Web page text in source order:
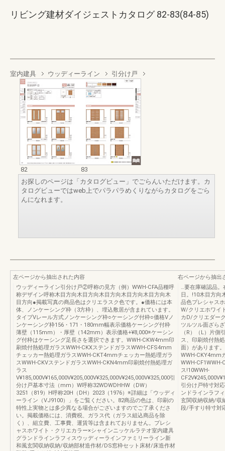
リビング建材ダイジェストカタログ 82-83(84-85)
室内建具 ウッディーライン 引分け戸
82
83
お探しのページは「カタログビュー」でごらんいただけます。カ
タログビューではweb上でパラパラめくりながらカタログをごら
んになれます。
左ページから抽出された内容
ウッディーライン引分け戸②呼称の見方（例）WWH-CFA品種呼
称デザイン呼称木目方向木目方向木目方向木目方向木目方向木
目方向●掲載写真の商品色はクリエラスク色です。●価格には本
体、ノンケーシング枠（3方枠）、埋込敷居が含まれています。
タイプVレール方式ノンケーシング枠○ケーシング付枠○価格Vノ
ンケーシング枠156・171・180mm幅表示価格ケーシング付枠
薄壁（115mm）・厚壁（142mm）表示価格+¥8,000※ケーシン
グ付枠はケーシング足長さを選択できます。WWH-CKW4mm印
刷焼付熱処理ガラスWWH-CKXステンドガラスWWH-CFS4mm
チェッカー熱処理ガラスWWH-CKT4mmチェッカー熱処理ガラ
スWWH-CKVステンドガラスWWH-CKN4mm印刷焼付熱処理ガ
ラス
V¥185,000V¥165,000V¥205,000V¥325,000V¥245,000V¥325,000引
分け戸基本寸法（mm）W呼称32WDWDHHW（DW）
3251（819）H呼称20H（DH）2023（1976）※詳細は「ウッディ
ーライン（VJ9100）」をご覧ください。82商品の色は、印刷の
特性上実物とは多少異なる場合がございますのでご了承くださ
い。掲載価格には、消費税、ガラス代（ガラス組込商品を除
く）、組立費、工事費、運賃等は含まれておりません。プレシ
ャスホワイト・クリエカラー×シャインニッケルラテオ室内建具
グランドラインラフィスウッディーラインファミリーライン新
和風玄関収納収納/収納部材造作材/DS窓枠セット床材/床造作材
右ページから抽出
…要在庫確認品。
日。!10木目方向
品色プレシャス
W/クリエホワイ
カD/クリエダー
ツルツル面ざら
（R）（L）片
ス、印刷焼付熱
面）があります
WWH-CKY4mm
WWH-
ス!10WWH-
引分け戸特寸対
ンドラインラフ
玄関収納収納/収
段/手すり特寸対